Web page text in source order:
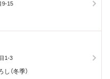
9-15
1-3
（冬季）